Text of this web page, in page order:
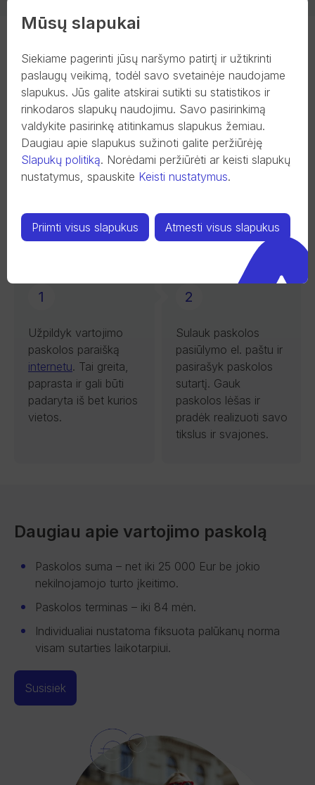
Svarbu
Įkainiai
Bendroji sutarties dalis
Partneriai
Iki svajonės – vos 3 žingsniai
1
Užpildyk vartojimo
paskolos paraišką
internetu. Tai greita,
paprasta ir gali būti
padaryta iš bet kurios
vietos.
2
Sulauk paskolos
pasiūlymo el. paštu ir
pasirašyk paskolos
sutartį. Gauk
paskolos lėšas ir
pradėk realizuoti savo
tikslus ir svajones.
Daugiau apie vartojimo paskolą
Paskolos suma – net iki 25 000 Eur be jokio
nekilnojamojo turto įkeitimo.
Paskolos terminas – iki 84 mėn.
Individualiai nustatoma fiksuota palūkanų norma
visam sutarties laikotarpiui.
Susisiek
Mūsų slapukai
Siekiame pagerinti jūsų naršymo patirtį ir užtikrinti
paslaugų veikimą, todėl savo svetainėje naudojame
slapukus. Jūs galite atskirai sutikti su statistikos ir
rinkodaros slapukų naudojimu. Savo pasirinkimą
valdykite pasirinkę atitinkamus slapukus žemiau.
Daugiau apie slapukus sužinoti galite peržiūrėję
Slapukų politiką. Norėdami peržiūrėti ar keisti slapukų
nustatymus, spauskite Keisti nustatymus.
Priimti visus slapukus Atmesti visus slapukus